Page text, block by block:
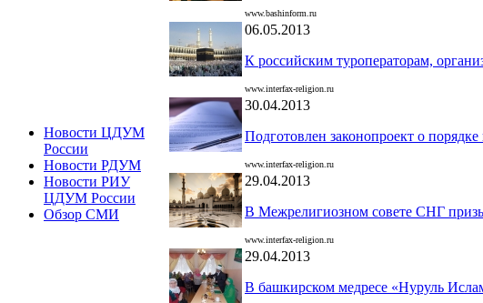
Новости ЦДУМ
России
Новости РДУМ
Новости РИУ
ЦДУМ России
Обзор СМИ
www.bashinform.ru
06.05.2013
К российским туроператорам,
www.interfax-religion.ru
30.04.2013
Подготовлен законопроект о
www.interfax-religion.ru
29.04.2013
В Межрелигиозном совете СНГ
www.interfax-religion.ru
29.04.2013
В башкирском медресе «Нуруль